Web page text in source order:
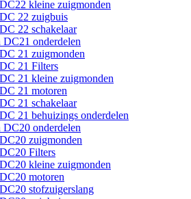
DC22 kleine zuigmonden
DC 22 zuigbuis
DC 22 schakelaar
DC21 onderdelen
DC 21 zuigmonden
DC 21 Filters
DC 21 kleine zuigmonden
DC 21 motoren
DC 21 schakelaar
DC 21 behuizings onderdelen
DC20 onderdelen
DC20 zuigmonden
DC20 Filters
DC20 kleine zuigmonden
DC20 motoren
DC20 stofzuigerslang